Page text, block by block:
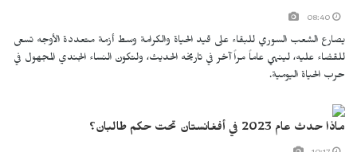
يصارع الشعب السوري للبقاء على قيد الحياة والكرامة وسط أزمة متعددة الأوجه تسعى
للقضاء عليه، لينهي عاماً مراً آخر في تاريخه الحديث، ولتكون النساء الجندي المجهول في
حرب الحياة اليومية.
ماذا حدث عام 2023 في أفغانستان تحت حكم طالبان؟